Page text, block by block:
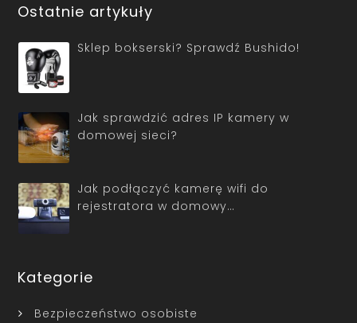
Ostatnie artykuły
Sklep bokserski? Sprawdź Bushido!
Jak sprawdzić adres IP kamery w
domowej sieci?
Jak podłączyć kamerę wifi do
rejestratora w domowy…
Kategorie
Bezpieczeństwo osobiste